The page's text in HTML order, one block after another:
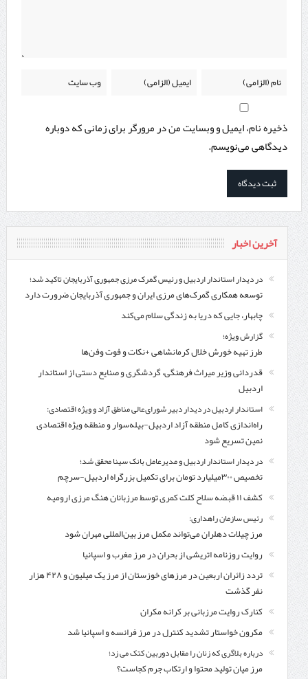
ذخیره نام، ایمیل و وبسایت من در مرورگر برای زمانی که دوباره
دیدگاهی می‌نویسم.
آخرین اخبار
در دیدار استاندار اردبیل و رئیس گمرک مرزی جمهوری آذربایجان تاکید شد؛
توسعه همکاری گمرک‌های مرزی ایران و جمهوری آذربایجان ضرورت دارد
چابهار، جایی که دریا به زندگی سلام می‌کند
گزارش ویژه؛
طرز تهیه خورش خلال کرمانشاهی +نکات و فوت وفن‌ها
قدردانی وزیر میراث فرهنگی، گردشگری و صنایع دستی از استاندار
اردبیل
استاندار اردبیل در دیدار دبیر شورای‌عالی مناطق آزاد و ویژه اقتصادی:
راه‌اندازی کامل منطقه آزاد اردبیل-بیله‌سوار و منطقه ویژه اقتصادی
نمین تسریع شود
در دیدار استاندار اردبیل و مدیرعامل بانک سینا محقق شد؛
تخصیص ۳۰۰میلیارد تومان برای تکمیل بزرگراه اردبیل-سرچم
کشف ۱۱ قبضه سلاح کلت کمری توسط مرزبانان هنگ مرزی ارومیه
رئیس سازمان راهداری:
مرز چیلات دهلران می‌تواند مکمل مرز بین‌المللی مهران شود
روایت روزنامه اتریشی از بحران در مرز مغرب و اسپانیا
تردد زائران اربعین در مرزهای خوزستان از مرز یک میلیون و ۴۲۸ هزار
نفر گذشت
کنارک روایت مرزبانی بر کرانه مکران
مکرون خواستار تشدید کنترل‌ در مرز فرانسه و اسپانیا شد
درباره بلاگری که زنان را مقابل دوربین کتک می زد؛
مرز میان تولید محتوا و ارتکاب جرم کجاست؟